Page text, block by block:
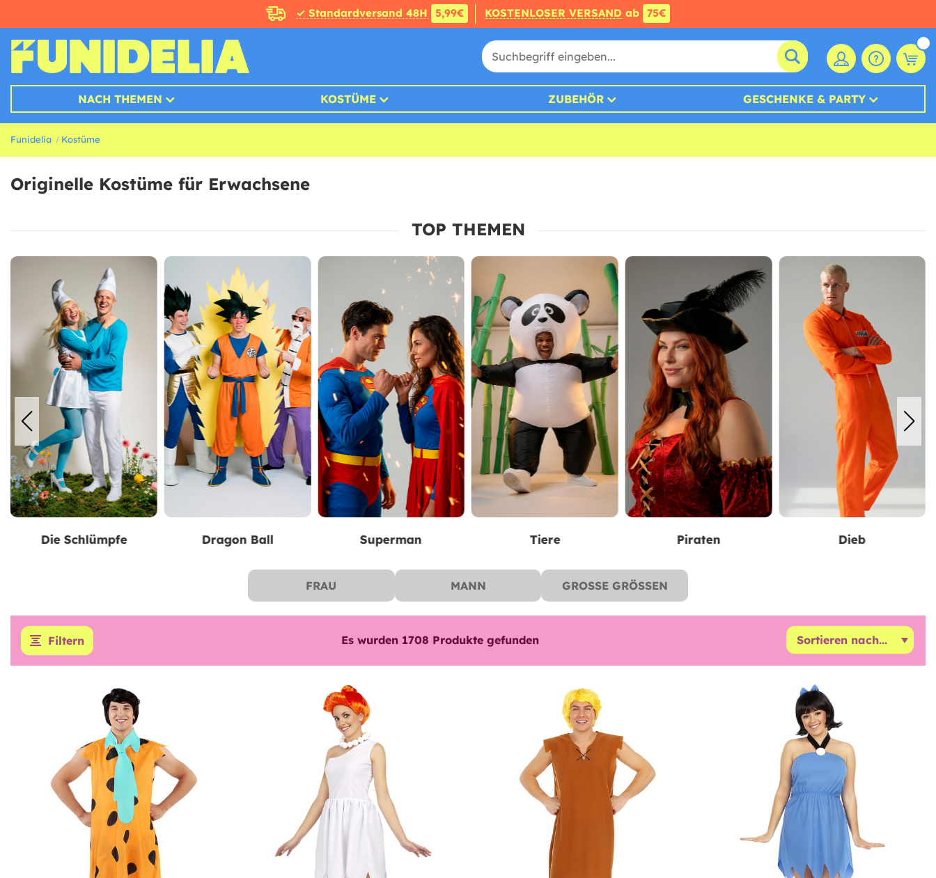
✓ Standardversand 48H 5,99€ KOSTENLOSER VERSAND ab 75€
NACH THEMEN KOSTÜME ZUBEHÖR GESCHENKE & PARTY
Funidelia Kostüme
Originelle Kostüme für Erwachsene
TOP THEMEN
Dragon Ball Superman Tiere Piraten Dieb Der Herr der Ringe
FRAU MANN GROSSE GRÖSSEN
Filtern Es wurden 1708 Produkte gefunden